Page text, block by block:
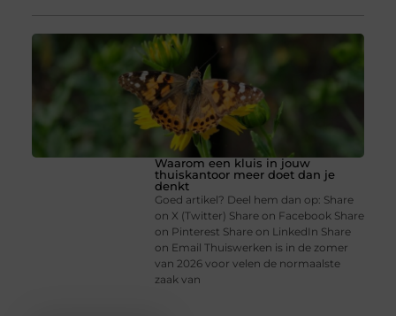
Waarom een kluis in jouw
thuiskantoor meer doet dan je
denkt
Goed artikel? Deel hem dan op: Share
on X (Twitter) Share on Facebook Share
on Pinterest Share on LinkedIn Share
on Email Thuiswerken is in de zomer
van 2026 voor velen de normaalste
zaak van